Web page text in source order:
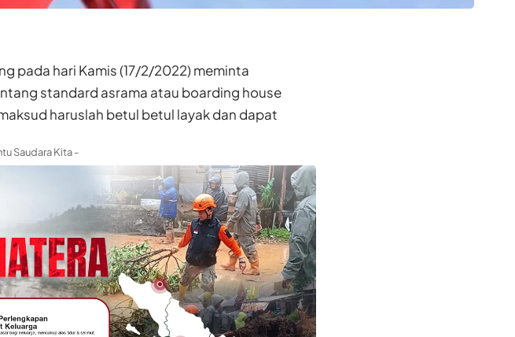
pada hari Kamis (17/2/2022) meminta
standard asrama atau boarding house
haruslah betul betul layak dan dapat
Saudara Kita -